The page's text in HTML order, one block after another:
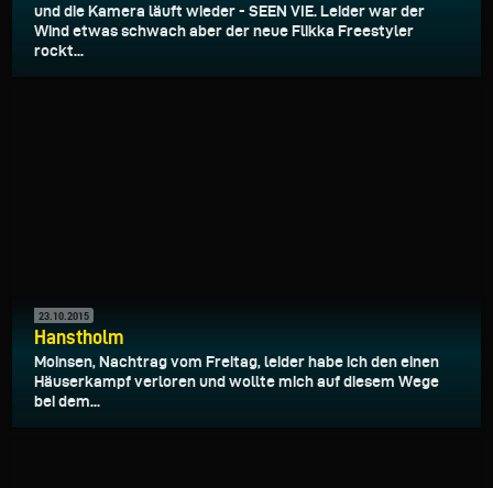
und die Kamera läuft wieder - SEEN VIE. Leider war der
Wind etwas schwach aber der neue Flikka Freestyler
rockt...
23.10.2015
Hanstholm
Moinsen, Nachtrag vom Freitag, leider habe ich den einen
Häuserkampf verloren und wollte mich auf diesem Wege
bei dem...